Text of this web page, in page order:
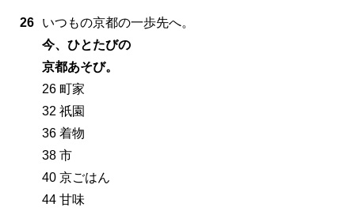
26
いつもの京都の一歩先へ。
今、ひとたびの
京都あそび。
26 町家
32 祇園
36 着物
38 市
40 京ごはん
44 甘味